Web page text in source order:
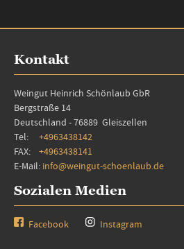
Kontakt
Weingut Heinrich Schönlaub GbR
Bergstraße 14
Deutschland - 76889 Gleiszellen
Tel: +4963438142
FAX: +4963438141
E-Mail: info@weingut-schoenlaub.de
Sozialen Medien
Facebook Instagram